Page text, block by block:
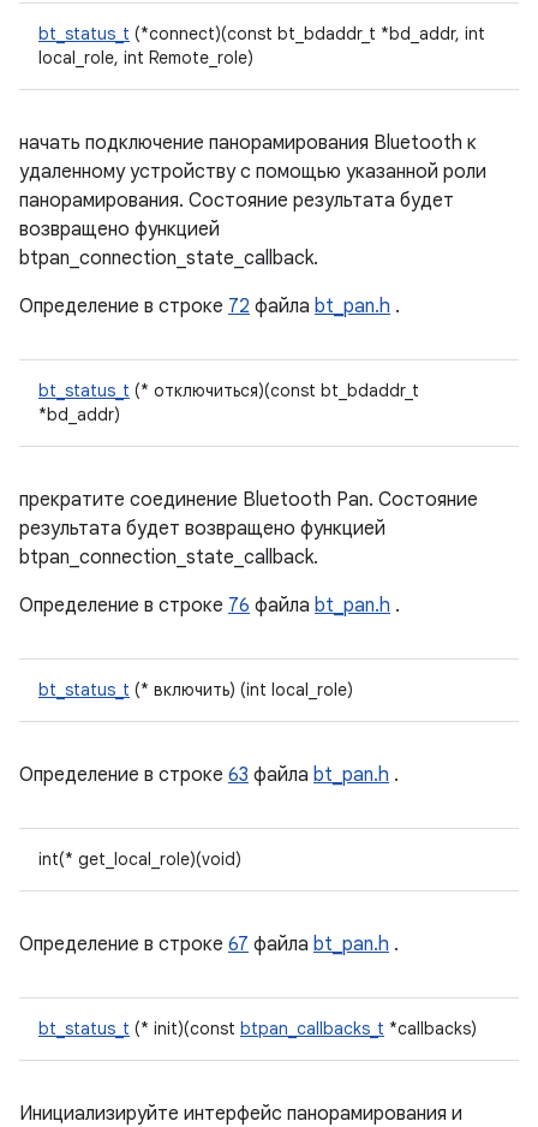
bt_status_t (*connect)(const bt_bdaddr_t *bd_addr, int
local_role, int Remote_role)
начать подключение панорамирования Bluetooth к
удаленному устройству с помощью указанной роли
панорамирования. Состояние результата будет
возвращено функцией
btpan_connection_state_callback.
Определение в строке 72 файла bt_pan.h .
bt_status_t (* отключиться)(const bt_bdaddr_t
*bd_addr)
прекратите соединение Bluetooth Pan. Состояние
результата будет возвращено функцией
btpan_connection_state_callback.
Определение в строке 76 файла bt_pan.h .
bt_status_t (* включить) (int local_role)
Определение в строке 63 файла bt_pan.h .
int(* get_local_role)(void)
Определение в строке 67 файла bt_pan.h .
bt_status_t (* init)(const btpan_callbacks_t *callbacks)
Инициализируйте интерфейс панорамирования и